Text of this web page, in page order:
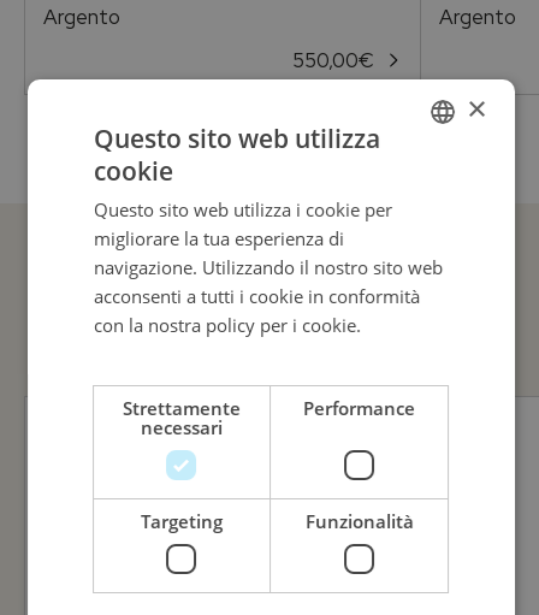
Occasioni
Argento
550,00€
Argento
GUARDA ANCHE
×
Questo sito web utilizza
cookie
Questo sito web utilizza i cookie per
migliorare la tua esperienza di
navigazione. Utilizzando il nostro sito web
acconsenti a tutti i cookie in conformità
con la nostra policy per i cookie.
Strettamente
necessari
Performance
Targeting Funzionalità